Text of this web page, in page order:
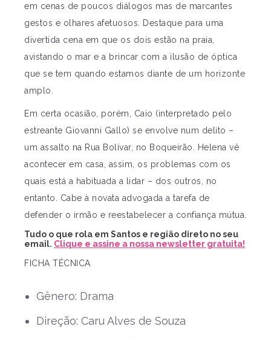
em cenas de poucos diálogos mas de marcantes
gestos e olhares afetuosos. Destaque para uma
divertida cena em que os dois estão na praia,
avistando o mar e a brincar com a ilusão de óptica
que se tem quando estamos diante de um horizonte
amplo.
Em certa ocasião, porém, Caio (interpretado pelo
estreante Giovanni Gallo) se envolve num delito –
um assalto na Rua Bolívar, no Boqueirão. Helena vê
acontecer em casa, assim, os problemas com os
quais está a habituada a lidar – dos outros, no
entanto. Cabe à novata advogada a tarefa de
defender o irmão e reestabelecer a confiança mútua.
Tudo o que rola em Santos e região direto no seu
email. Clique e assine a nossa newsletter gratuita!
FICHA TÉCNICA
Gênero: Drama
Direção: Caru Alves de Souza